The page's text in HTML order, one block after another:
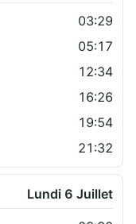
03:29
05:17
12:34
16:26
19:54
21:32
Lundi 6 Juillet